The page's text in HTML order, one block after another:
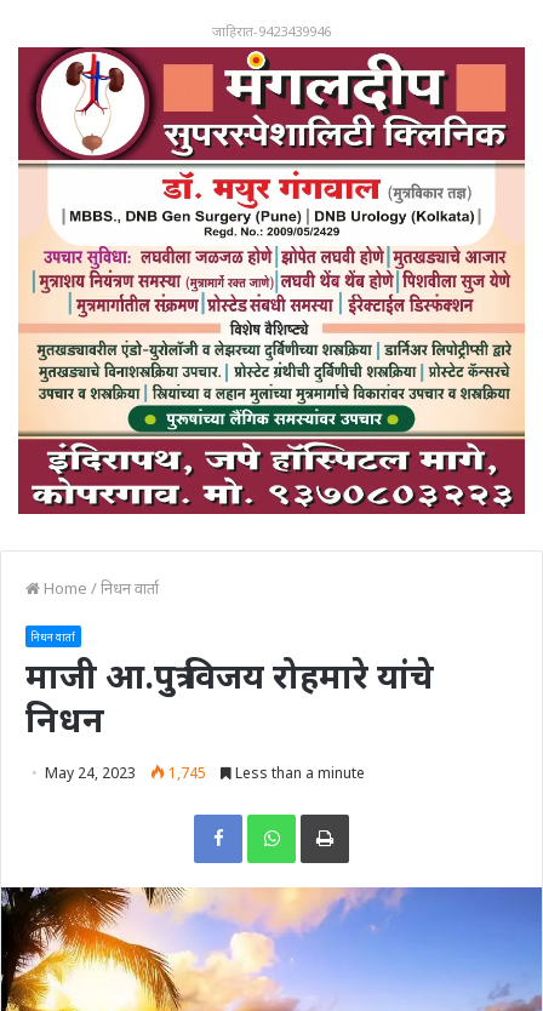
जाहिरात-9423439946
Home /निधन वार्ता
निधन वार्ता
माजी आ.पुत्र विजय रोहमारे यांचे
निधन
May 24, 2023 1,745 Less than a minute
Print